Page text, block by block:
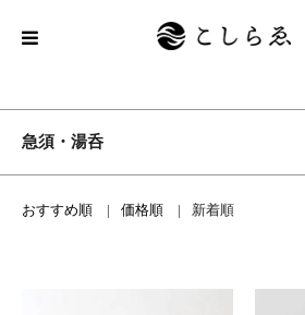
急須・湯呑
おすすめ順 価格順 新着順